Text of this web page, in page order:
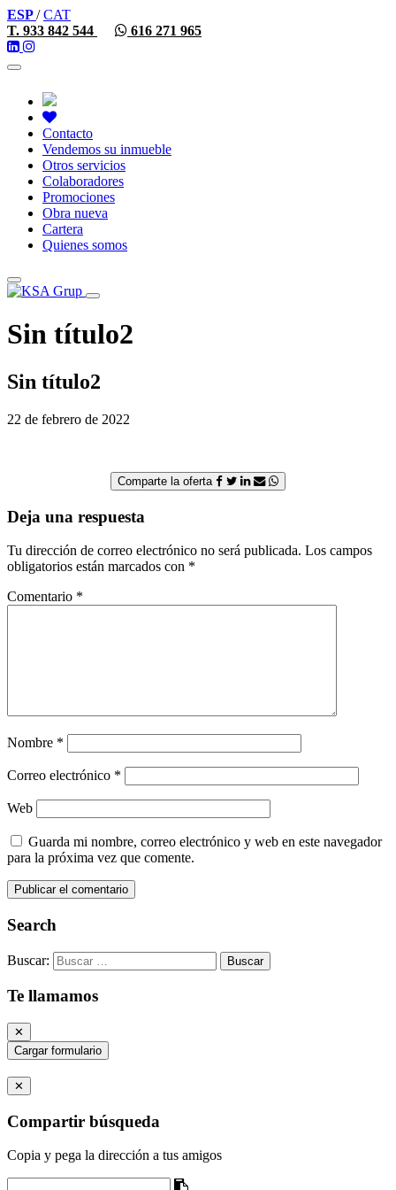
ESP/CAT
T. 933 842 544
616 271 965
Toggle
Contacto
Vendemos su inmueble
Otros servicios
Colaboradores
Promociones
Obra nueva
Cartera
Quienes somos
Toggle
navigation
Sin título2
Sin título2
22 de febrero de 2022
Comparte la oferta
Deja una respuesta
Tu dirección de correo electrónico no será publicada. Los campos
obligatorios están marcados con *
Comentario *
Nombre *
Correo electrónico *
Web
Guarda mi nombre, correo electrónico y web en este navegador
para la próxima vez que comente.
Search
Buscar:
Te llamamos
✕
Cargar formulario
✕
Compartir búsqueda
Copia y pega la dirección a tus amigos